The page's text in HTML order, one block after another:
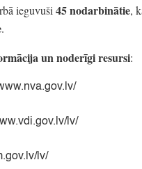
ieguvuši 45 nodarbinātie,
.
un noderīgi resursi:
lv/
lv/